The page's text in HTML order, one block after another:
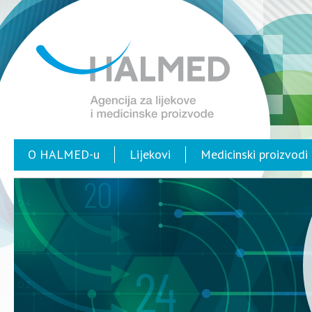
O HALMED-u Lijekovi Medicinski proizvodi